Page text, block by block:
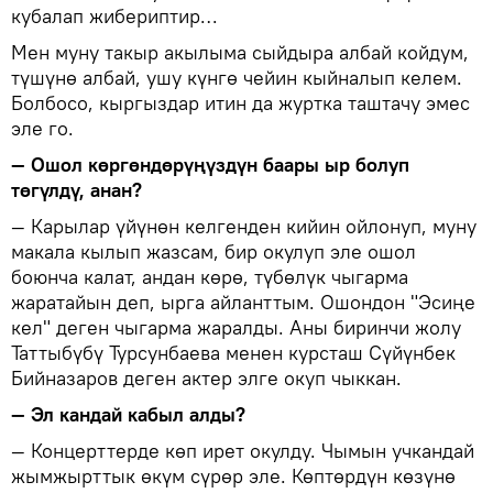
кубалап жибериптир…
Мен муну такыр акылыма сыйдыра албай койдум,
түшүнө албай, ушу күнгө чейин кыйналып келем.
Болбосо, кыргыздар итин да журтка таштачу эмес
эле го.
— Ошол көргөндөрүңүздүн баары ыр болуп
төгүлдү, анан?
— Карылар үйүнөн келгенден кийин ойлонуп, муну
макала кылып жазсам, бир окулуп эле ошол
боюнча калат, андан көрө, түбөлүк чыгарма
жаратайын деп, ырга айланттым. Ошондон "Эсиңе
кел" деген чыгарма жаралды. Аны биринчи жолу
Таттыбүбү Турсунбаева менен курсташ Сүйүнбек
Бийназаров деген актер элге окуп чыккан.
— Эл кандай кабыл алды?
— Концерттерде көп ирет окулду. Чымын учкандай
жымжырттык өкүм сүрөр эле. Көптөрдүн көзүнө